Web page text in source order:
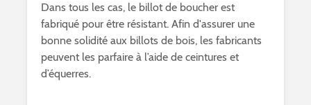
Dans tous les cas, le billot de boucher est
fabriqué pour être résistant. Afin d'assurer une
bonne solidité aux billots de bois, les fabricants
peuvent les parfaire à l’aide de ceintures et
d’équerres.